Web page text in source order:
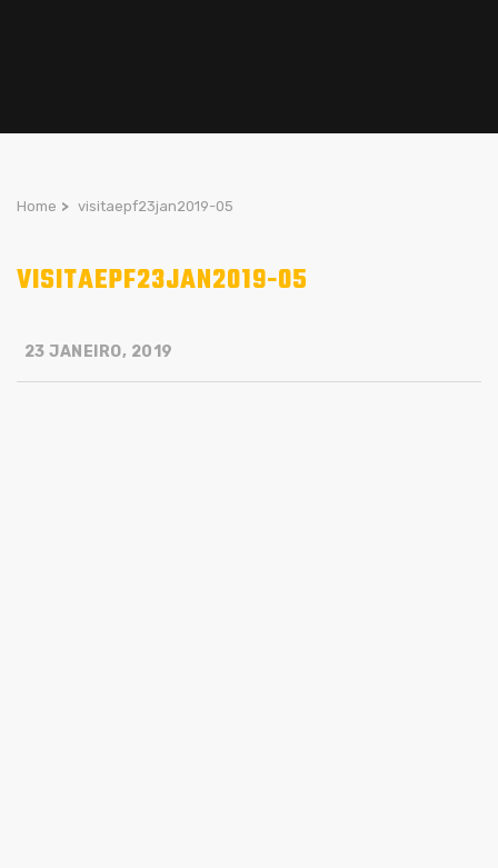
Home > visitaepf23jan2019-05
VISITAEPF23JAN2019-05
23 JANEIRO, 2019